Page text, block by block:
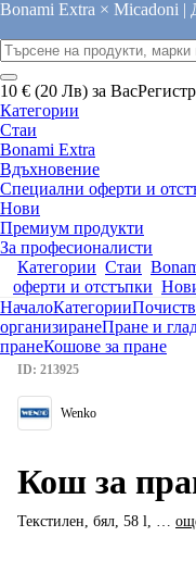
Bonami Extra × Micadoni |
10 € (20 Лв) за Вас
Категории
Стаи
Bonami Extra
Вдъхновение
Специални оферти и
Нови
Премиум продукти
За професионалисти
Категории Стаи
оферти и отстъпки
НачалоКатегории
организиранеПране и
пранеКошове за пране
ID: 213925
Wenko
Кош за
Текстилен, бял, 58 l, …